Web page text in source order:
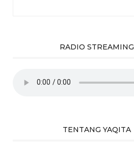
RADIO STREAMING
TENTANG YAQITA